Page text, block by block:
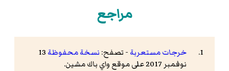
مراجع
خرجات مستعربة - تصفح: نسخة محفوظة 13
نوفمبر 2017 على موقع واي باك مشين.